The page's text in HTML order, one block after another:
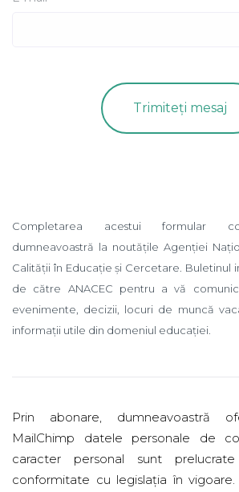
Completarea acestui formular
dumneavoastră la noutățile Agenției
Calității în Educație și Cercetare. Buletinul
de către ANACEC pentru a vă
evenimente, decizii, locuri de muncă
informații utile din domeniul educației.
Prin abonare, dumneavoastră
MailChimp datele personale de
caracter personal sunt
conformitate cu legislația în